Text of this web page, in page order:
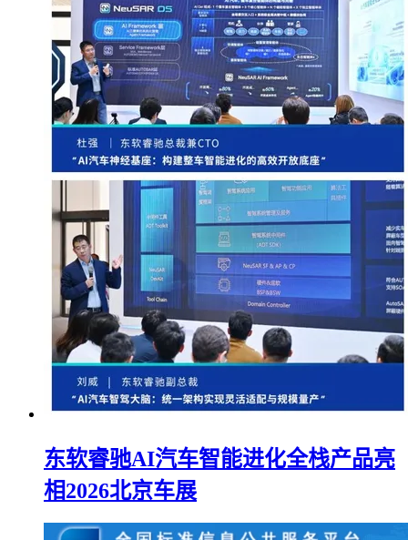
东软睿驰AI汽车智能进化全栈产品亮
相2026北京车展